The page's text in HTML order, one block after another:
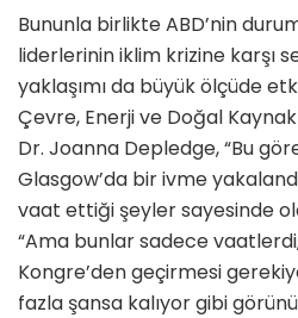
Bununla birlikte ABD’nin
liderlerinin iklim krizine karşı
yaklaşımı da büyük ölçüde
Çevre, Enerji ve Doğal
Dr. Joanna Depledge, “Bu
Glasgow’da bir ivme
vaat ettiği şeyler sayesinde
“Ama bunlar sadece vaatlerdi,
Kongre’den geçirmesi
fazla şansa kalıyor gibi